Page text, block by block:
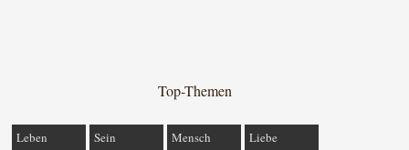
Top-Themen
Leben Sein Mensch
Liebe